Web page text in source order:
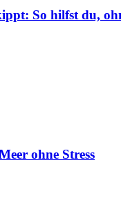
So hilfst du,
ohne Stress